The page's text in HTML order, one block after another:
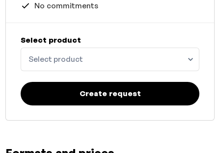
No commitments
Select product
Select product
Create request